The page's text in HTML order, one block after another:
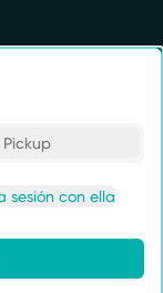
Pickup
sesión con ella